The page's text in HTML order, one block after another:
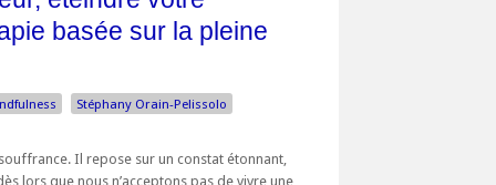
basée sur la pleine
Stéphany Orain-Pelissolo
Il repose sur un constat étonnant,
lors que nous n’acceptons pas de vivre une